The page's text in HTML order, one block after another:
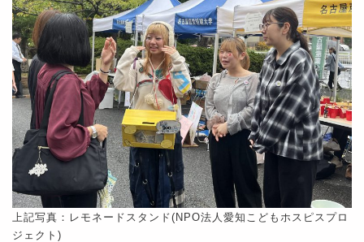
上記写真：レモネードスタンド(NPO法人愛知こどもホスピスプロ
ジェクト)